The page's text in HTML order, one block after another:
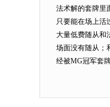
法术解的套牌里
只要能在场上活
大量低费随从和
场面没有随从；
经被MG冠军套